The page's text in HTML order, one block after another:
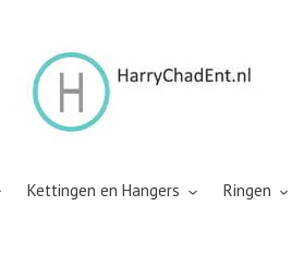
Kettingen en Hangers Ringen